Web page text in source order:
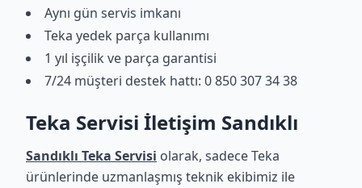
Aynı gün servis imkanı
Teka yedek parça kullanımı
1 yıl işçilik ve parça garantisi
7/24 müşteri destek hattı: 0 850 307 34 38
Teka Servisi İletişim Sandıklı
Sandıklı Teka Servisi olarak, sadece Teka
ürünlerinde uzmanlaşmış teknik ekibimiz ile